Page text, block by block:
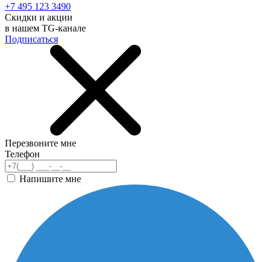
+7 495 123 3490
Скидки и акции
в нашем TG-канале
Подписаться
Перезвоните мне
Телефон
Напишите мне